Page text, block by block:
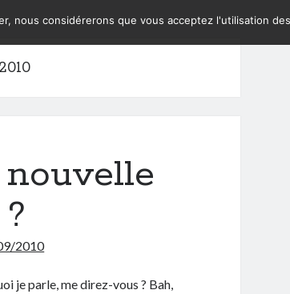
2010
je parle, me direz-vous ? Bah,
nous considérerons que vous acceptez l'utilisation